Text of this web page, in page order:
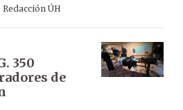
Redacción ÚH
350
de